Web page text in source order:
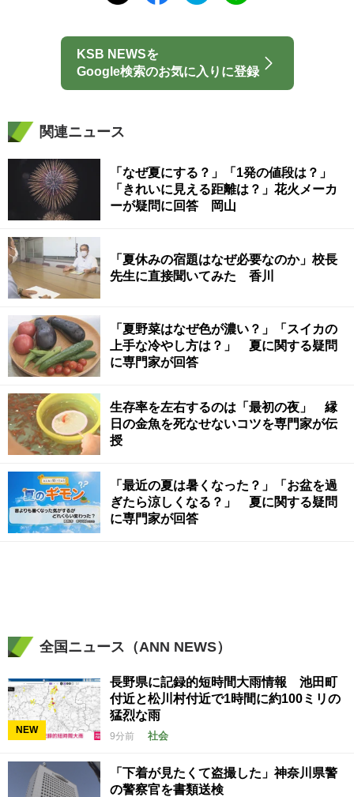
KSB NEWSを
Google検索のお気に入りに登録
関連ニュース
「なぜ夏にする？」「1発の値段は？」
「きれいに見える距離は？」花火メーカ
ーが疑問に回答 岡山
「夏休みの宿題はなぜ必要なのか」校長
先生に直接聞いてみた 香川
「夏野菜はなぜ色が濃い？」「スイカの
上手な冷やし方は？」 夏に関する疑問
に専門家が回答
生存率を左右するのは「最初の夜」 縁
日の金魚を死なせないコツを専門家が伝
授
「最近の夏は暑くなった？」「お盆を過
ぎたら涼しくなる？」 夏に関する疑問
に専門家が回答
全国ニュース（ANN NEWS）
NEW
長野県に記録的短時間大雨情報 池田町
付近と松川村付近で1時間に約100ミリの
猛烈な雨
9分前 社会
「下着が見たくて盗撮した」神奈川県警
の警察官を書類送検